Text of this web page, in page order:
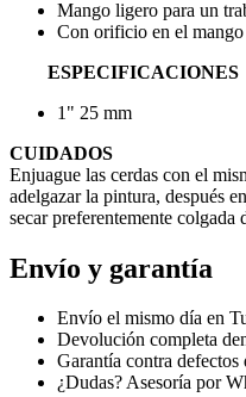
Mango ligero para un
Con orificio en el
ESPECIFICACIONES
1" 25 mm
CUIDADOS
Enjuague las cerdas con el
adelgazar la pintura, después
secar preferentemente colgada
Envío y garantía
Envío el mismo día en
Devolución completa
Garantía contra
¿Dudas? Asesoría por